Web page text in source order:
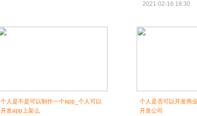
2021-02-16 18:30
个人是不是可以制作一个app_个人可以
开发app上架么
个人是否可以开发商
开发公司